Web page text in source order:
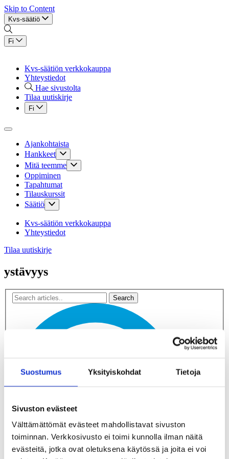
Suostumus Yksityiskohdat Tietoja
Sivuston evästeet
Välttämättömät evästeet mahdollistavat sivuston
toiminnan. Verkkosivusto ei toimi kunnolla ilman näitä
evästeitä, jotka ovat oletuksena käytössä ja joita ei voi
Skip to Content
Kvs-säätiö
Fi
Kvs-säätiön verkkokauppa
Yhteystiedot
Hae sivustolta
Tilaa uutiskirje
Fi
Ajankohtaista
Hankkeet
Mitä teemme
Oppiminen
Tapahtumat
Tilauskurssit
Säätiö
Kvs-säätiön verkkokauppa
Yhteystiedot
Tilaa uutiskirje
ystävyys